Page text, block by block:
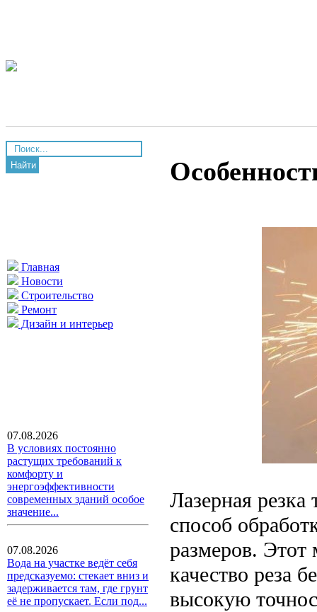
Найти
Главная
Новости
Строительство
Ремонт
Дизайн и интерьер
07.08.2026
В условиях постоянно
растущих требований к
комфорту и
энергоэффективности
современных зданий особое
значение...
07.08.2026
Вода на участке ведёт себя
предсказуемо: стекает вниз и
задерживается там, где грунт
её не пропускает. Если под...
Лазерная
способ
размеров. Этот
качество реза
высокую